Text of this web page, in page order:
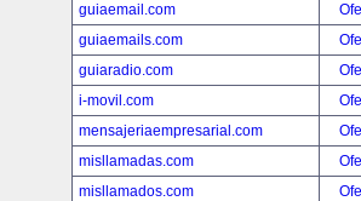
guiaemail.com
guiaemails.com
guiaradio.com
i-movil.com
mensajeriaempresarial.com
misllamadas.com
misllamados.com